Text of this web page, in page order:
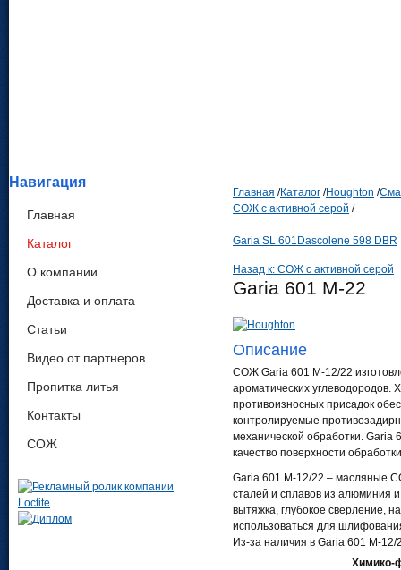
Навигация
Главная
Каталог
О компании
Доставка и оплата
Статьи
Видео от партнеров
Пропитка литья
Контакты
СОЖ
Главная /Каталог /Houghton /
СОЖ c активной серой /
Garia SL 601 Dascolene 598 DBR
Назад к: СОЖ c активной серой
Garia 601 M-22
Описание
СОЖ Garia 601 M-12/22
ароматических
противоизносных присадок
контролируемые
механической обработки.
качество поверхности
Garia 601 M-12/22 – масляные
сталей и сплавов из алюминия
вытяжка, глубокое сверление,
использоваться для
Из-за наличия в Garia 601 M-
Химико-